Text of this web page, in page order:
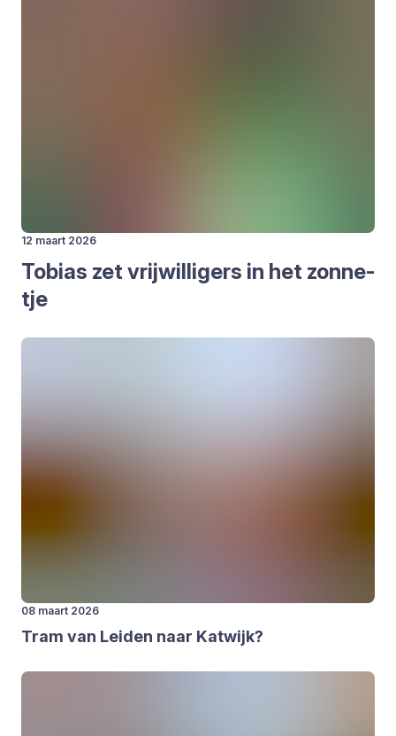
12 maart 2026
Tobi­as zet vrij­wil­li­gers in het zon­ne­
tje
08 maart 2026
Tram van Lei­den naar Kat­wijk?